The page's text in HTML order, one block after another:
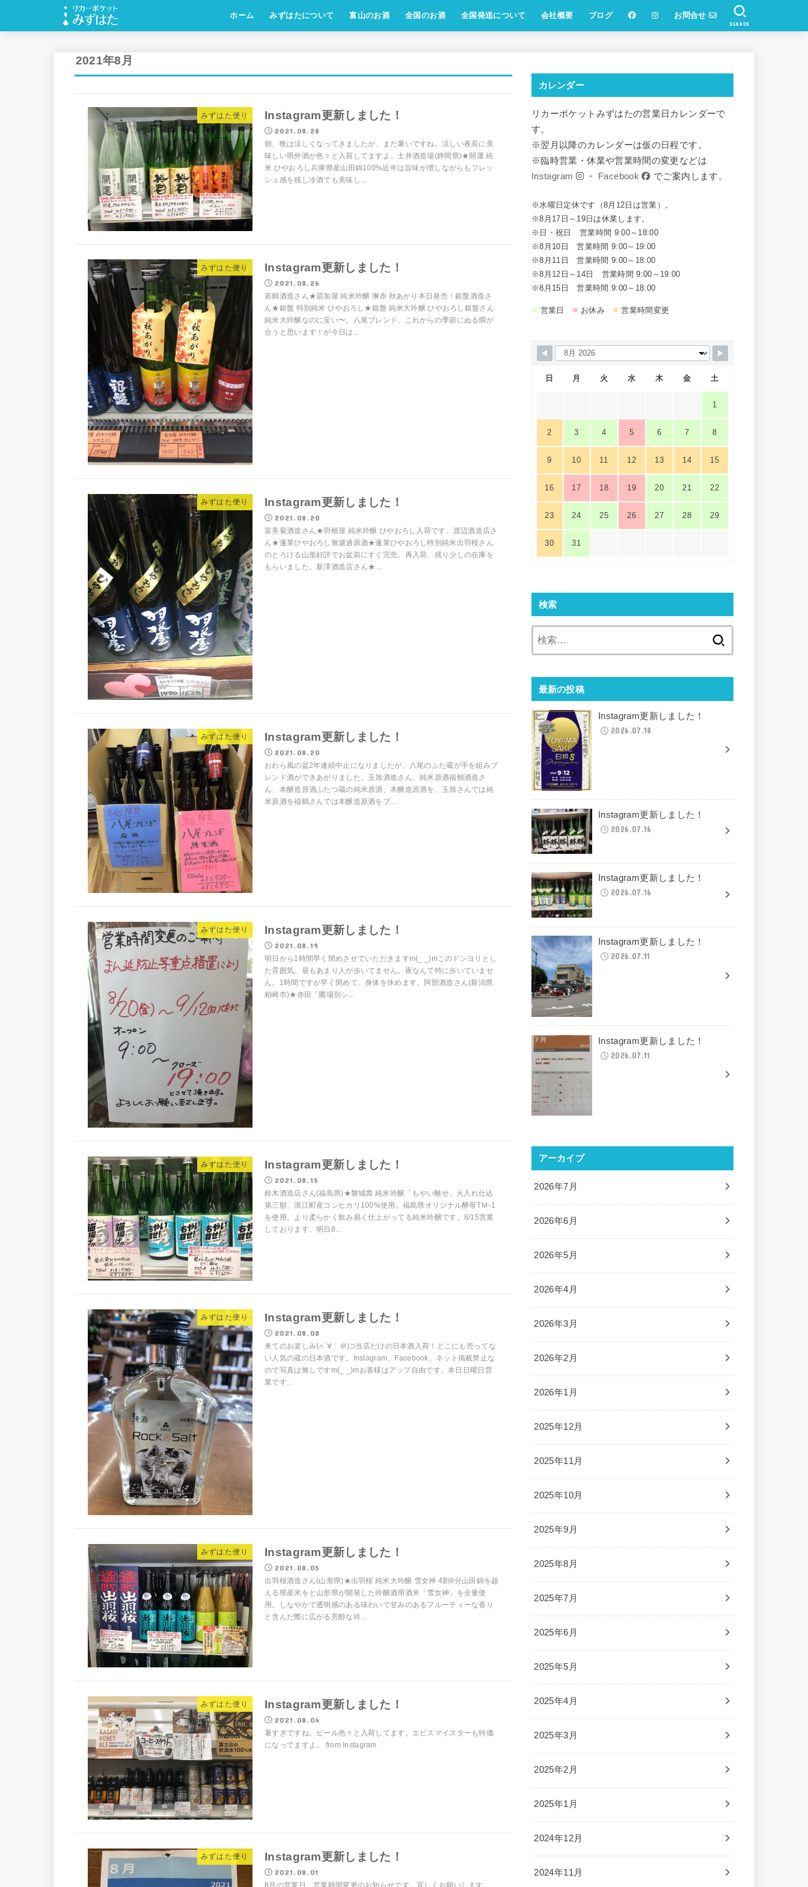
ホーム みずはたについて 富山のお酒 全国のお酒 全国発送について 会社概要 ブログ お問合せ
SEARCH
2021年8月
みずはた便り Instagram更新しました！
2021.08.28
朝、晩は涼しくなってきましたが、まだ暑いですね。涼しい夜長に美
味しい県外酒が色々と入荷してますよ。土井酒造場(静岡県)★開運 純
米 ひやおろし兵庫県産山田錦100%近年は旨味が増しながらもフレッ
シュ感を残し冷酒でも美味し...
みずはた便り Instagram更新しました！
2021.08.26
若鶴酒造さん★苗加屋 純米吟醸 琳赤 秋あがり本日発売！銀盤酒造さ
ん★銀盤 特別純米 ひやおろし★銀盤 純米大吟醸 ひやおろし銀盤さん
純米大吟醸なのに安い〜。八尾ブレンド、これからの季節にぬる燗が
合うと思います！が今日は...
みずはた便り Instagram更新しました！
2021.08.20
富美菊酒造さん★羽根屋 純米吟醸 ひやおろし入荷です。渡辺酒造店さ
ん★蓬莱ひやおろし無濾過原酒★蓬莱ひやおろし特別純米出羽桜さん
のとろける山形好評でお盆前にすぐ完売。再入荷、残り少しの在庫を
もらいました。新澤酒造店さん★...
みずはた便り Instagram更新しました！
2021.08.20
おわら風の盆2年連続中止になりましたが、八尾のふた蔵が手を組みブ
レンド酒ができあがりました。玉旭酒造さん、純米原酒福鶴酒造さ
ん、本醸造原酒ふたつ蔵の純米原酒、本醸造原酒を、玉旭さんでは純
米原酒を福鶴さんでは本醸造原酒をブ...
みずはた便り Instagram更新しました！
2021.08.19
明日から1時間早く閉めさせていただきますm(_ _)mこのドンヨリとし
た雰囲気。昼もあまり人が歩いてません。夜なんて特に歩いていませ
ん。1時間ですが早く閉めて、身体を休めます。阿部酒造さん(新潟県
柏崎市)★赤田「圃場別シ...
みずはた便り Instagram更新しました！
2021.08.15
鈴木酒造店さん(福島県)★磐城壽 純米吟醸「もやい離せ」火入れ仕込
第三順、浪江町産コシヒカリ100%使用。福島県オリジナル酵母TＭ-1
を使用。より柔らかく飲み易く仕上がってる純米吟醸です。8/15営業
しております。明日8...
みずはた便り Instagram更新しました！
2021.08.08
来てのお楽しみ(∩´∀｀＠)⊃当店だけの日本酒入荷！どこにも売ってな
い人気の蔵の日本酒です。Instagram、Facebook、ネット掲載禁止な
ので写真は無しですm(_ _)mお客様はアップ自由です。本日日曜日営
業です...
みずはた便り Instagram更新しました！
2021.08.05
出羽桜酒造さん(山形県)★出羽桜 純米大吟醸 雪女神 4割8分山田錦を超
える県産米をと山形県が開発した吟醸酒用酒米「雪女神」を全量使
用。しなやかで透明感のある味わいで甘みのあるフルーティーな香り
と含んだ際に広がる芳醇な吟...
みずはた便り Instagram更新しました！
2021.08.04
暑すぎですね。ビール色々と入荷してます。エビスマイスターも特価
になってますよ。 from Instagram
みずはた便り Instagram更新しました！
2021.08.01
8月の営業日、営業時間変更のお知らせです。宜しくお願いします。
カレンダー
リカーポケットみずはたの営業日カレンダーで
す。
※翌月以降のカレンダーは仮の日程です。
※臨時営業・休業や営業時間の変更などは
Instagram
・ Facebook でご案内します。
※水曜日定休です（8月12日は営業）。
※8月17日～19日は休業します。
※日・祝日 営業時間 9:00～18:00
※8月10日 営業時間 9:00～19:00
※8月11日 営業時間 9:00～18:00
※8月12日～14日 営業時間 9:00～19:00
※8月15日 営業時間 9:00～18:00
■ 営業日 ■ お休み ■ 営業時間変更
日 月 火 水 木 金 土
1
2 3 4 5 6 7 8
9 10 11 12 13 14 15
16 17 18 19 20 21 22
23 24 25 26 27 28 29
30 31
検索
最新の投稿
Instagram更新しました！
2026.07.18
Instagram更新しました！
2026.07.16
Instagram更新しました！
2026.07.16
Instagram更新しました！
2026.07.11
Instagram更新しました！
2026.07.11
アーカイブ
2026年7月
2026年6月
2026年5月
2026年4月
2026年3月
2026年2月
2026年1月
2025年12月
2025年11月
2025年10月
2025年9月
2025年8月
2025年7月
2025年6月
2025年5月
2025年4月
2025年3月
2025年2月
2025年1月
2024年12月
2024年11月